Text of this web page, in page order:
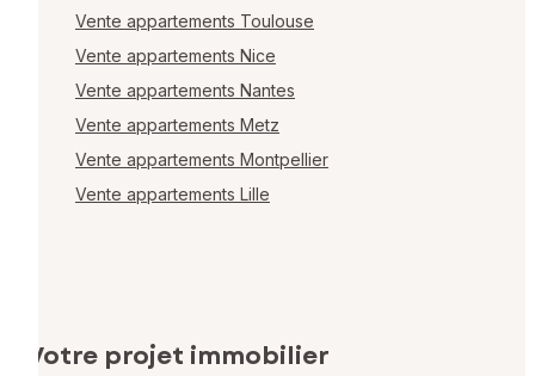
Vente appartements Toulouse
Vente appartements Nice
Vente appartements Nantes
Vente appartements Metz
Vente appartements Montpellier
Vente appartements Lille
Votre projet immobilier